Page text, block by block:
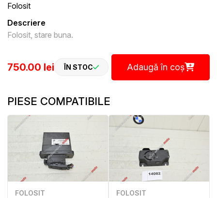
Folosit
Descriere
Folosit, stare buna.
750.00 lei ÎN STOC Adaugă în coș
PIESE COMPATIBILE
FOLOSIT FOLOSIT